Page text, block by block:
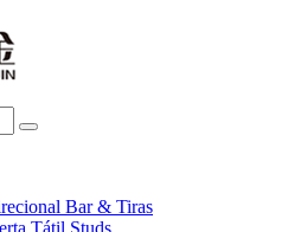
Bar & Tiras
Tátil Studs